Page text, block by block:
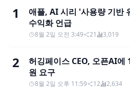
1
애플, AI 시리 '사용량 기반
수익화 언급
8월 2일 오전 3:49 21 3,019
2
허깅페이스 CEO, 오픈AI에
원 요구
8월 2일 오후 11:59 12 2,634